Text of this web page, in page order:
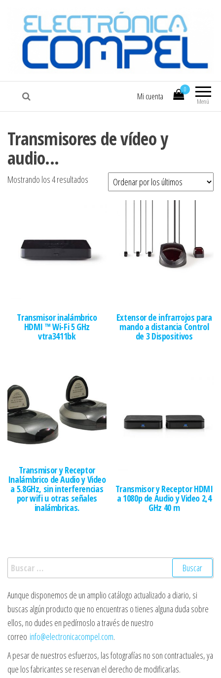
COMPEL Electrónica COMPEL
Menú
0
Mi cuenta
Transmisores de vídeo y
audio...
Mostrando los 4 resultados Ordenado por los últimos
Transmisor inalámbrico
HDMI ™ Wi-Fi 5 GHz
vtra3411bk
Extensor de infrarrojos para
mando a distancia Control
de 3 Dispositivos
Transmisor y Receptor
Inalámbrico de Audio y Video
a 5.8GHz, sin interferencias
por wifi u otras señales
inalámbricas.
Transmisor y Receptor HDMI
a 1080p de Audio y Video 2,4
GHz 40 m
Buscar:
Aunque disponemos de un amplio catálogo actualizado a diario, si
buscas algún producto que no encuentras o tienes alguna duda sobre
ellos, no dudes en pedírnoslo a través de nuestro
correo info@electronicacompel.com.
A pesar de nuestros esfuerzos, las fotografías no son contractuales, ya
que los fabricantes se reservan el derecho de modificarlas.